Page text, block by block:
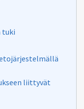
tuki
liittyvät